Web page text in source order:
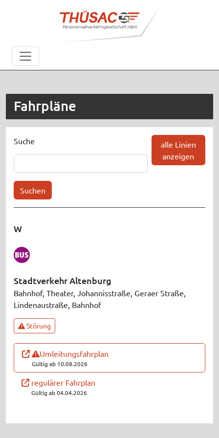
Fahrpläne
Suche
Suchen
alle Linien
anzeigen
W
Stadtverkehr Altenburg
Bahnhof, Theater, Johannisstraße, Geraer Straße,
Lindenaustraße, Bahnhof
Störung
Umleitungsfahrplan
Gültig ab 10.08.2026
regulärer Fahrplan
Gültig ab 04.04.2026